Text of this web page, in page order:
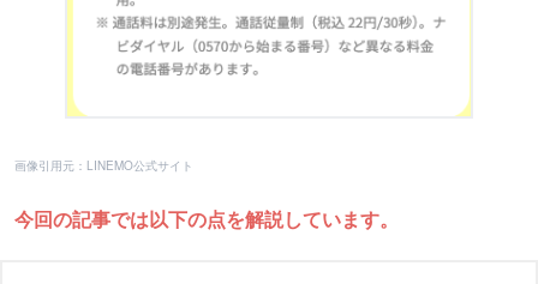
画像引用元：LINEMO公式サイト
今回の記事では以下の点を解説しています。